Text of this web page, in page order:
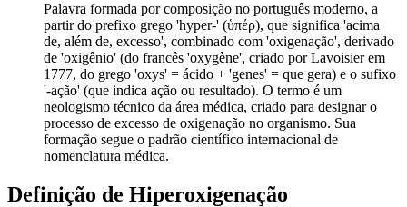
Palavra formada por composição no português moderno, a
partir do prefixo grego 'hyper-' (ὑπέρ), que significa 'acima
de, além de, excesso', combinado com 'oxigenação', derivado
de 'oxigênio' (do francês 'oxygène', criado por Lavoisier em
1777, do grego 'oxys' = ácido + 'genes' = que gera) e o sufixo
'-ação' (que indica ação ou resultado). O termo é um
neologismo técnico da área médica, criado para designar o
processo de excesso de oxigenação no organismo. Sua
formação segue o padrão científico internacional de
nomenclatura médica.
Definição de Hiperoxigenação